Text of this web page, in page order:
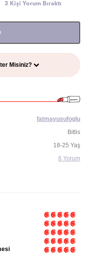
3 Kişi Yorum Bıraktı
Misiniz?
fatmayusufoglu
Bitlis
18-25 Yaş
8 Yorum